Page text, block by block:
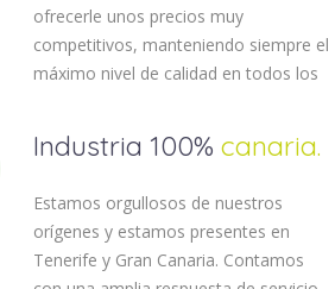
ofrecerle unos precios muy
competitivos, manteniendo siempre el
máximo nivel de calidad en todos los
Industria 100%canaria.
Estamos orgullosos de nuestros
orígenes y estamos presentes en
Tenerife y Gran Canaria. Contamos